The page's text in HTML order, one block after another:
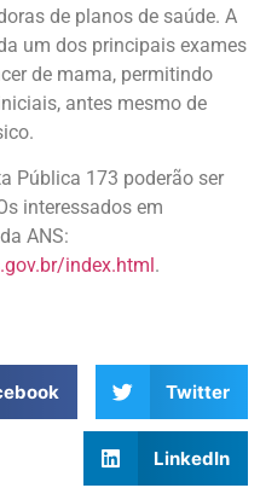
de planos de saúde. A
um dos principais exames
de mama, permitindo
antes mesmo de
Pública 173 poderão ser
interessados em
ANS:
index.html .
Twitter
LinkedIn